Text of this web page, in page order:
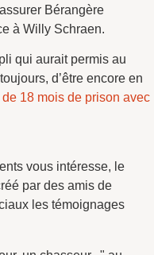
Bérangère
à Willy Schraen.
qui aurait permis au
d’être encore en
de 18 mois de prison avec
vous intéresse, le
par des amis de
les témoignages